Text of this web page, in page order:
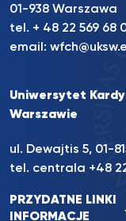
01-938 Warszawa
tel. + 48 22 569 68
email:
Uniwersytet
Warszawie
ul. Dewajtis 5, 01-
tel. centrala +48
PRZYDATNE LINKI
INFORMACJE